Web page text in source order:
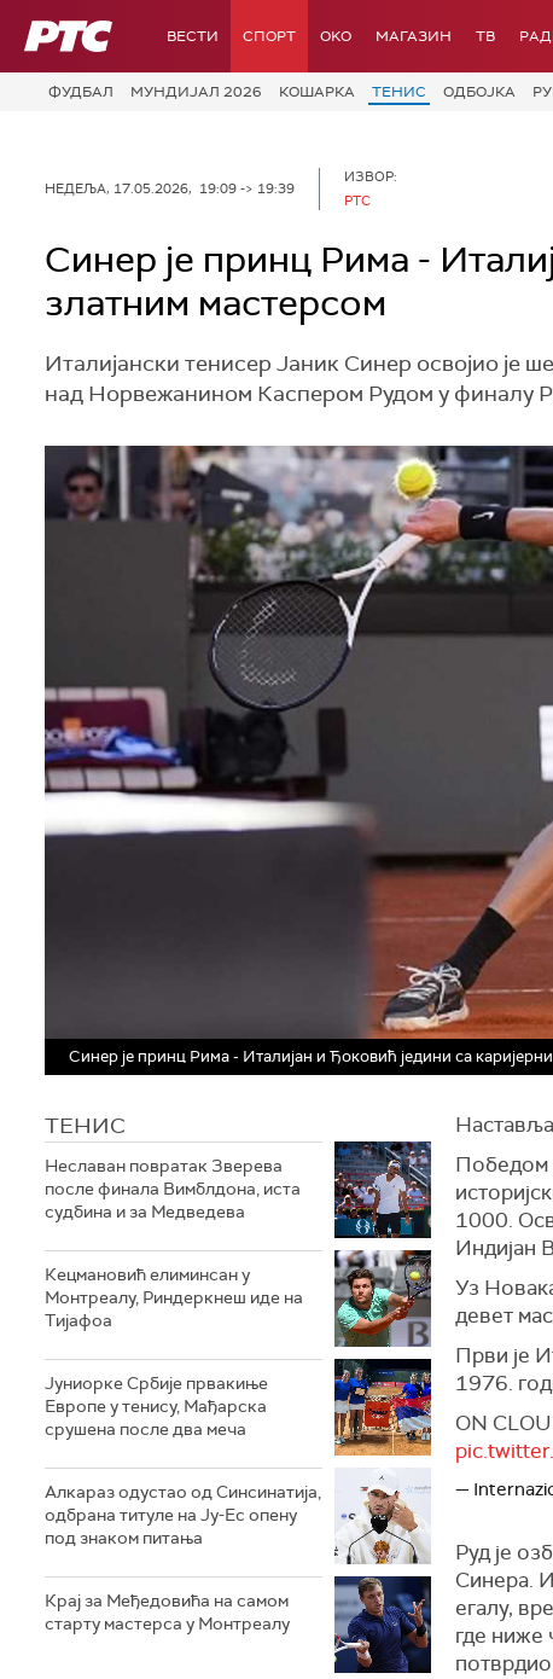
РТС ВЕСТИ СПОРТ OKO МАГАЗИН ТВ
ФУДБАЛ МУНДИЈАЛ 2026 КОШАРКА ТЕНИС ОДБОЈКА
НЕДЕЉА, 17.05.2026, 19:09 -> 19:39
ИЗВОР:
РТС
Синер је принц Рима -
златним мастерсом
Италијански тенисер Јаник Синер освојио је
над Норвежанином Каспером Рудом у финалу
Синер је принц Рима - Италијан и Ђоковић једини са
ТЕНИС
Неславан повратак Зверева
после финала Вимблдона, иста
судбина и за Медведева
Кецмановић елиминсан у
Монтреалу, Риндеркнеш иде на
Тијафоа
Јуниорке Србије првакиње
Европе у тенису, Мађарска
срушена после два меча
Алкараз одустао од Синсинатија,
одбрана титуле на Ју-Ес опену
под знаком питања
Крај за Међедовића на самом
старту мастерса у Монтреалу
Победом
1000.
Индијан
Уз
девет
Први је
1976.
ON
—
Руд је
Синера.
егалу,
где ниже